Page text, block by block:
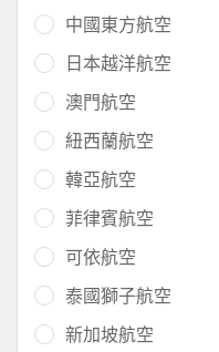
中國東方航空
日本越洋航空
澳門航空
紐西蘭航空
韓亞航空
菲律賓航空
可依航空
泰國獅子航空
新加坡航空